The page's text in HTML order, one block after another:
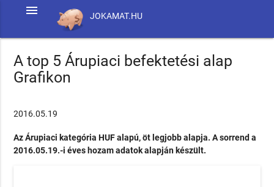
JOKAMAT.HU
menu
A top 5 Árupiaci befektetési alap
Grafikon
2016.05.19
Az Árupiaci kategória HUF alapú, öt legjobb alapja. A sorrend a
2016.05.19.-i éves hozam adatok alapján készült.